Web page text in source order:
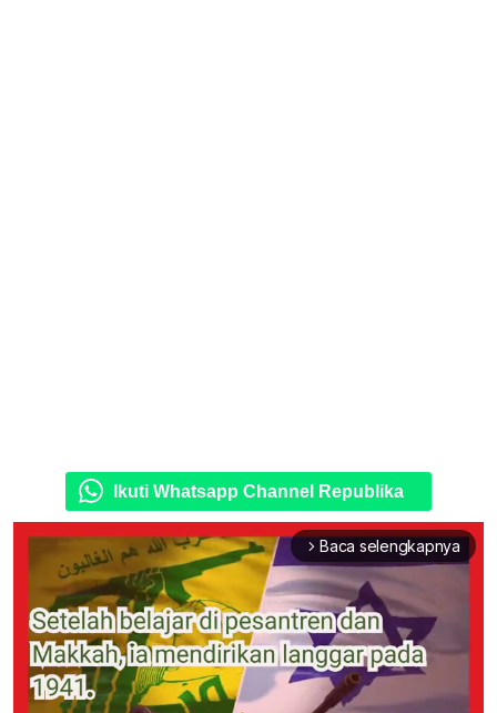
Ikuti Whatsapp Channel Republika
arrow_forward_ios Baca selengkapnya